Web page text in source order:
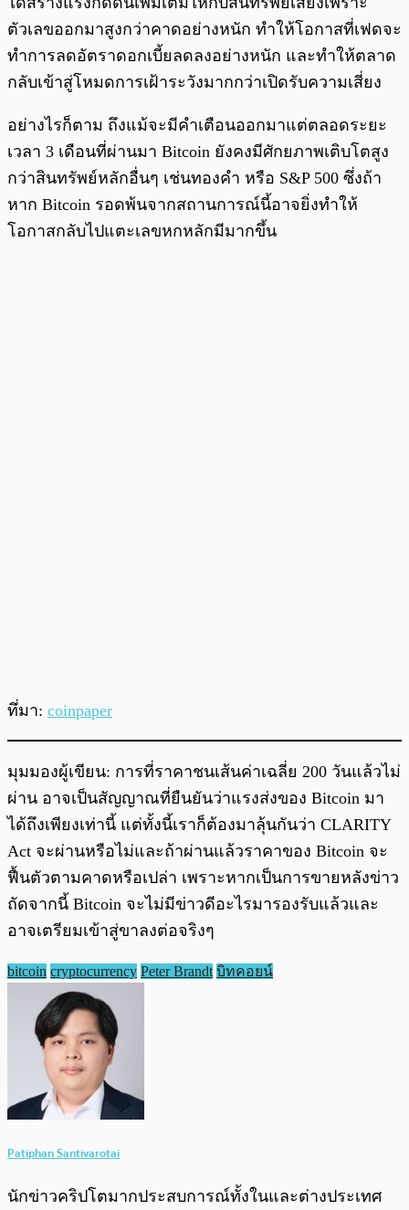
ตัวเลขออกมาสูงกว่าคาดอย่างหนัก ทำให้โอกาสที่เฟดจะ
ทำการลดอัตราดอกเบี้ยลดลงอย่างหนัก และทำให้ตลาด
กลับเข้าสู่โหมดการเฝ้าระวังมากกว่าเปิดรับความเสี่ยง
อย่างไรก็ตาม ถึงแม้จะมีคำเตือนออกมาแต่ตลอดระยะ
เวลา 3 เดือนที่ผ่านมา Bitcoin ยังคงมีศักยภาพเติบโตสูง
กว่าสินทรัพย์หลักอื่นๆ เช่นทองคำ หรือ S&P 500 ซึ่งถ้า
หาก Bitcoin รอดพ้นจากสถานการณ์นี้อาจยิ่งทำให้
โอกาสกลับไปแตะเลขหกหลักมีมากขึ้น
ทึ่มา: coinpaper
มุมมองผู้เขียน: การที่ราคาชนเส้นค่าเฉลี่ย 200 วันแล้วไม่
ผ่าน อาจเป็นสัญญาณที่ยืนยันว่าแรงส่งของ Bitcoin มา
ได้ถึงเพียงเท่านี้ แต่ทั้งนี้เราก็ต้องมาลุ้นกันว่า CLARITY
Act จะผ่านหรือไม่และถ้าผ่านแล้วราคาของ Bitcoin จะ
ฟื้นตัวตามคาดหรือเปล่า เพราะหากเป็นการขายหลังข่าว
ถัดจากนี้ Bitcoin จะไม่มีข่าวดีอะไรมารองรับแล้วและ
อาจเตรียมเข้าสู่ขาลงต่อจริงๆ
bitcoin cryptocurrency Peter Brandt บิทคอยน์
Patiphan Santivarotai
นักข่าวคริปโตมากประสบการณ์ทั้งในและต่างประเทศ